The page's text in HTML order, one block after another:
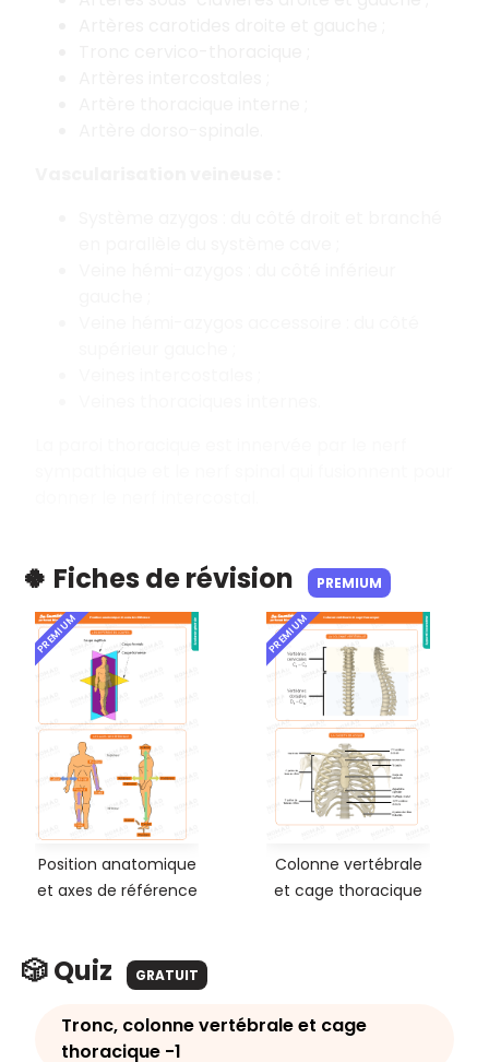
🍀 Fiches de révision PREMIUM
PREMIUM
Position anatomique
et axes de référence
PREMIUM
Colonne vertébrale
et cage thoracique
🎲 Quiz GRATUIT
Tronc, colonne vertébrale et cage
thoracique -1